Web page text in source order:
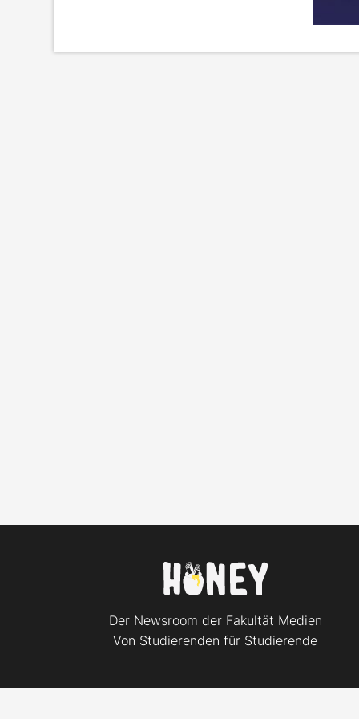
Der Newsroom der Fakultät Medien
Von Studierenden für Studierende